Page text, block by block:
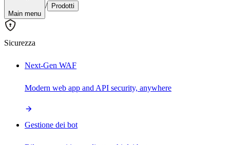
Main menu
/ Prodotti
Sicurezza
Next-Gen WAF
Modern web app and API security, anywhere
Gestione dei bot